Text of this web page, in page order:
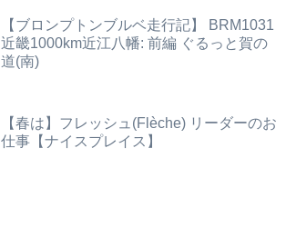
【ブロンプトンブルベ走行記】 BRM1031
近畿1000km近江八幡: 前編 ぐるっと賀の
道(南)
【春は】フレッシュ(Flèche) リーダーのお
仕事【ナイスプレイス】